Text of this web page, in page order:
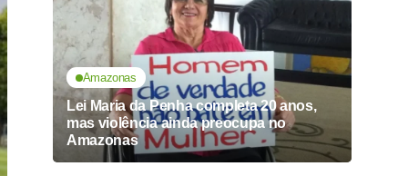
Amazonas
Lei Maria da Penha completa 20 anos,
mas violência ainda preocupa no
Amazonas